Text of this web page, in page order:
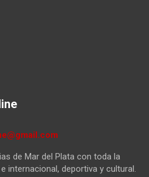
de Mar del Plata con toda la
internacional, deportiva y cultural.